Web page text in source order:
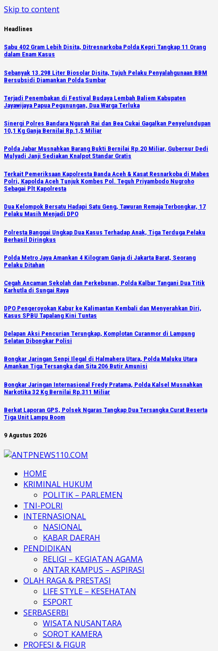
Skip to content
Headlines
Sabu 402 Gram Lebih Disita, Ditresnarkoba Polda Kepri Tangkap 11 Orang
dalam Enam Kasus
Sebanyak 13.298 Liter Biosolar Disita, Tujuh Pelaku Penyalahgunaan BBM
Bersubsidi Diamankan Polda Sumbar
Terjadi Penembakan di Festival Budaya Lembah Baliem Kabupaten
Jayawijaya Papua Pegunungan, Dua Warga Terluka
Sinergi Polres Bandara Ngurah Rai dan Bea Cukai Gagalkan Penyelundupan
10,1 Kg Ganja Bernilai Rp.1,5 Miliar
Polda Jabar Musnahkan Barang Bukti Bernilai Rp.20 Miliar, Gubernur Dedi
Mulyadi Janji Sediakan Knalpot Standar Gratis
Terkait Pemeriksaan Kapolresta Banda Aceh & Kasat Resnarkoba di Mabes
Polri, Kapolda Aceh Tunjuk Kombes Pol. Teguh Priyambodo Nugroho
Sebagai Plt Kapolresta
Dua Kelompok Bersatu Hadapi Satu Geng, Tawuran Remaja Terbongkar, 17
Pelaku Masih Menjadi DPO
Polresta Banggai Ungkap Dua Kasus Terhadap Anak, Tiga Terduga Pelaku
Berhasil Diringkus
Polda Metro Jaya Amankan 4 Kilogram Ganja di Jakarta Barat, Seorang
Pelaku Ditahan
Cegah Ancaman Sekolah dan Perkebunan, Polda Kalbar Tangani Dua Titik
Karhutla di Sungai Raya
DPO Pengeroyokan Kabur ke Kalimantan Kembali dan Menyerahkan Diri,
Kasus SPBU Tapalang Kini Tuntas
Delapan Aksi Pencurian Terungkap, Komplotan Curanmor di Lampung
Selatan Dibongkar Polisi
Bongkar Jaringan Senpi Ilegal di Halmahera Utara, Polda Maluku Utara
Amankan Tiga Tersangka dan Sita 206 Butir Amunisi
Bongkar Jaringan Internasional Fredy Pratama, Polda Kalsel Musnahkan
Narkotika 32 Kg Bernilai Rp.311 Miliar
Berkat Laporan GPS, Polsek Ngaras Tangkap Dua Tersangka Curat Beserta
Tiga Unit Lampu Boom
9 Agustus 2026
HOME
KRIMINAL HUKUM
POLITIK – PARLEMEN
TNI-POLRI
INTERNASIONAL
NASIONAL
KABAR DAERAH
PENDIDIKAN
RELIGI – KEGIATAN AGAMA
ANTAR KAMPUS – ASPIRASI
OLAH RAGA & PRESTASI
LIFE STYLE – KESEHATAN
ESPORT
SERBASERBI
WISATA NUSANTARA
SOROT KAMERA
PROFESI & FIGUR